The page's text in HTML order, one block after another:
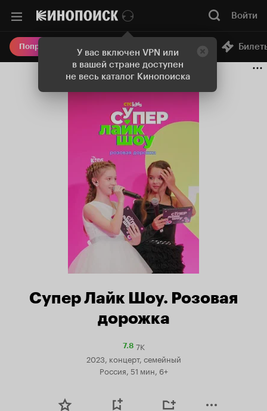
У вас включен VPN или
в вашей стране доступен
не весь каталог Кинопоиска
Войти
Попробовать Плюс Онлайн-кинотеатр
Супер Лайк Шоу. Розовая
дорожка
7.8Рейтинг
Кинопоиска
7.8
7K
2023, концерт, семейный
Россия, 51 мин, 6+